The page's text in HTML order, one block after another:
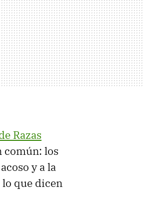
Razas
común: los
y a la
lo que dicen